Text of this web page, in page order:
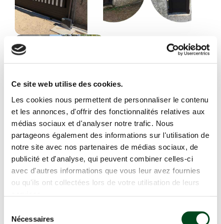
Ce site web utilise des cookies.
Les cookies nous permettent de personnaliser le contenu
et les annonces, d'offrir des fonctionnalités relatives aux
médias sociaux et d'analyser notre trafic. Nous
partageons également des informations sur l'utilisation de
notre site avec nos partenaires de médias sociaux, de
publicité et d'analyse, qui peuvent combiner celles-ci
avec d'autres informations que vous leur avez fournies
ou qu'ils ont collectées lors de votre utilisation de leurs
Nécessaires
Partager sur